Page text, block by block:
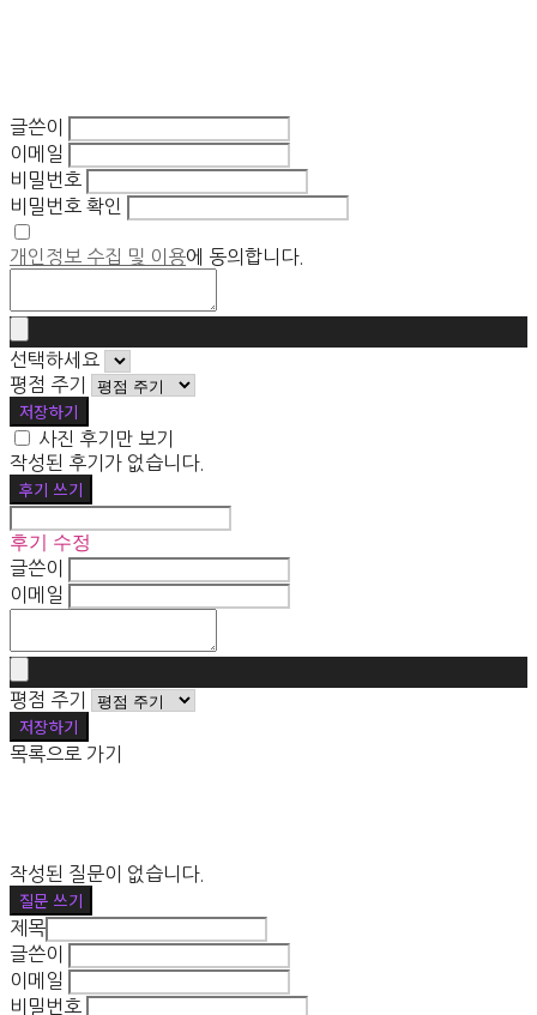
글쓴이
이메일
비밀번호
비밀번호 확인
개인정보 수집 및 이용에 동의합니다.
선택하세요
평점 주기
저장하기
사진 후기만 보기
작성된 후기가 없습니다.
후기 쓰기
후기 수정
글쓴이
이메일
평점 주기
저장하기
목록으로 가기
작성된 질문이 없습니다.
질문 쓰기
제목
글쓴이
이메일
비밀번호